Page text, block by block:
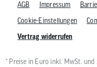
AGB Impressum
Cookie-Einstellungen
Vertrag widerrufen
* Preise in Euro inkl. MwSt. und